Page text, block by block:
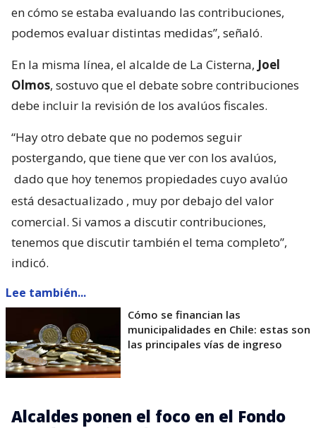
en cómo se estaba evaluando las contribuciones,
podemos evaluar distintas medidas”, señaló.
En la misma línea, el alcalde de La Cisterna, Joel
Olmos, sostuvo que el debate sobre contribuciones
debe incluir la revisión de los avalúos fiscales.
“Hay otro debate que no podemos seguir
postergando, que tiene que ver con los avalúos,
dado que hoy tenemos propiedades cuyo avalúo
está desactualizado , muy por debajo del valor
comercial. Si vamos a discutir contribuciones,
tenemos que discutir también el tema completo”,
indicó.
Lee también...
Cómo se financian las
municipalidades en Chile: estas son
las principales vías de ingreso
Alcaldes ponen el foco en el Fondo